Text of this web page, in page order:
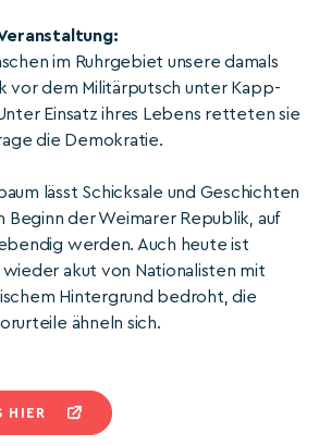
im Ruhrgebiet unsere damals
vor dem Militärputsch unter Kapp-
Einsatz ihres Lebens retteten sie
die Demokratie.
lässt Schicksale und Geschichten
Beginn der Weimarer Republik, auf
werden. Auch heute ist
akut von Nationalisten mit
Hintergrund bedroht, die
ähneln sich.
HIER